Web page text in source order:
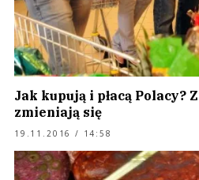
Jak kupują i płacą Polacy?
zmieniają się
19.11.2016 / 14:58